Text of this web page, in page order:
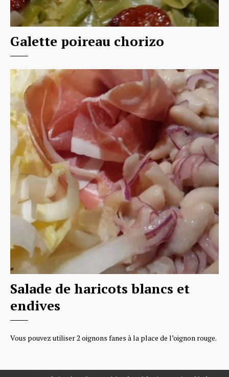
Galette poireau chorizo
Salade de haricots blancs et
endives
Vous pouvez utiliser 2 oignons fanes à la place de l’oignon rouge.